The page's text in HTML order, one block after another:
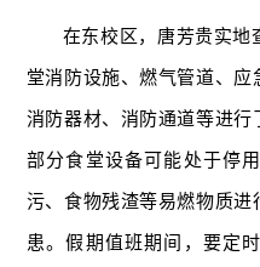
在东校区，唐芳贵实地
堂消防设施、燃气管道、
消防器材、消防通道等进行
部分食堂设备可能处于停
污、食物残渣等易燃物质进
患。假期值班期间，要定